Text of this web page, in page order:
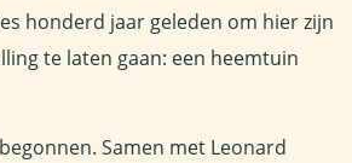
honderd jaar geleden om hier zijn
te laten gaan: een heemtuin
Samen met Leonard